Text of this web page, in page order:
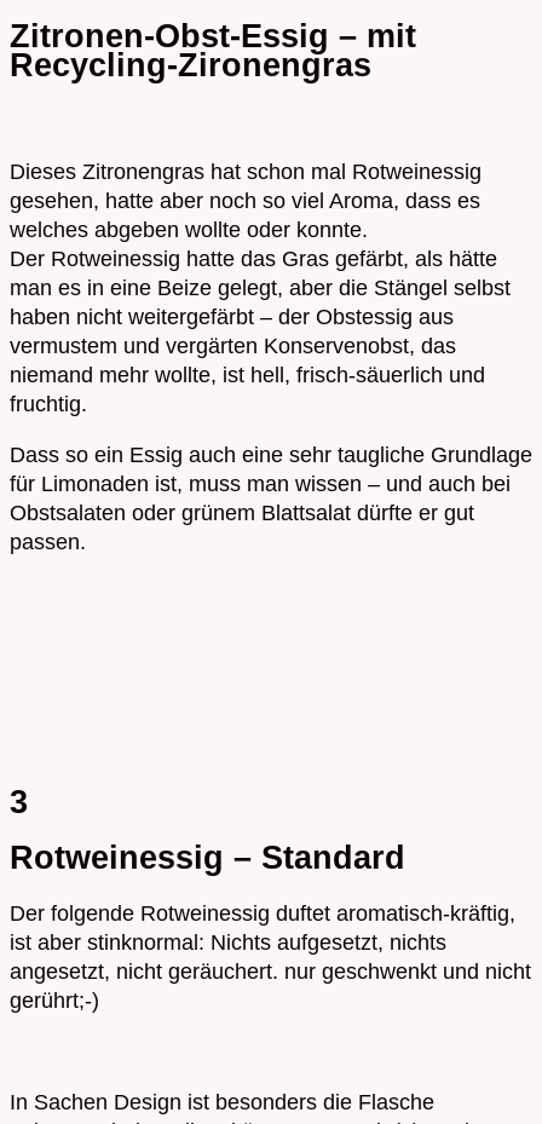
Zitronen-Obst-Essig – mit
Recycling-Zironengras
Dieses Zitronengras hat schon mal Rotweinessig
gesehen, hatte aber noch so viel Aroma, dass es
welches abgeben wollte oder konnte.
Der Rotweinessig hatte das Gras gefärbt, als hätte
man es in eine Beize gelegt, aber die Stängel selbst
haben nicht weitergefärbt – der Obstessig aus
vermustem und vergärten Konservenobst, das
niemand mehr wollte, ist hell, frisch-säuerlich und
fruchtig.
Dass so ein Essig auch eine sehr taugliche Grundlage
für Limonaden ist, muss man wissen – und auch bei
Obstsalaten oder grünem Blattsalat dürfte er gut
passen.
3
Rotweinessig – Standard
Der folgende Rotweinessig duftet aromatisch-kräftig,
ist aber stinknormal: Nichts aufgesetzt, nichts
angesetzt, nicht geräuchert. nur geschwenkt und nicht
gerührt;-)
In Sachen Design ist besonders die Flasche